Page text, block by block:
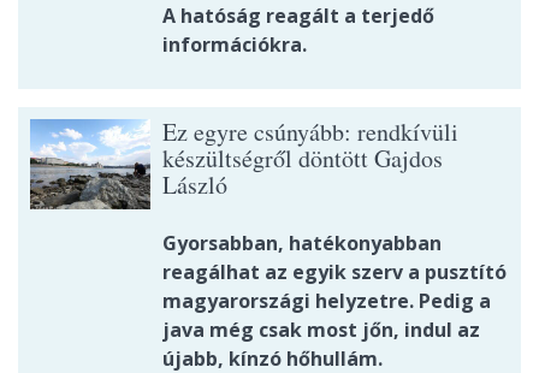
A hatóság reagált a terjedő
információkra.
Ez egyre csúnyább: rendkívüli
készültségről döntött Gajdos
László
Gyorsabban, hatékonyabban
reagálhat az egyik szerv a pusztító
magyarországi helyzetre. Pedig a
java még csak most jőn, indul az
újabb, kínzó hőhullám.